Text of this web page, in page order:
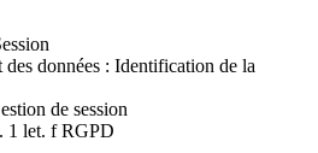
des données : Identification de la
de session
1 let. f RGPD